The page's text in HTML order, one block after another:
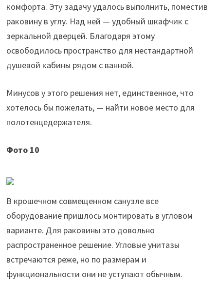
комфорта. Эту задачу удалось выполнить, поместив
раковину в углу. Над ней — удобный шкафчик с
зеркальной дверцей. Благодаря этому
освободилось пространство для нестандартной
душевой кабины рядом с ванной.
Минусов у этого решения нет, единственное, что
хотелось бы пожелать, — найти новое место для
полотенцедержателя.
Фото 10
В крошечном совмещенном санузле все
оборудование пришлось монтировать в угловом
варианте. Для раковины это довольно
распространенное решение. Угловые унитазы
встречаются реже, но по размерам и
функциональности они не уступают обычным.